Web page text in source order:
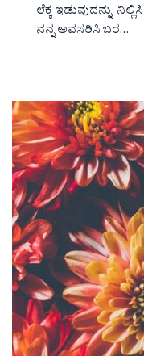
ಲೆಕ್ಕ ಇಡುವುದನ್ನು
ನನ್ನ ಅವಸರಿಸಿ ಬರ…